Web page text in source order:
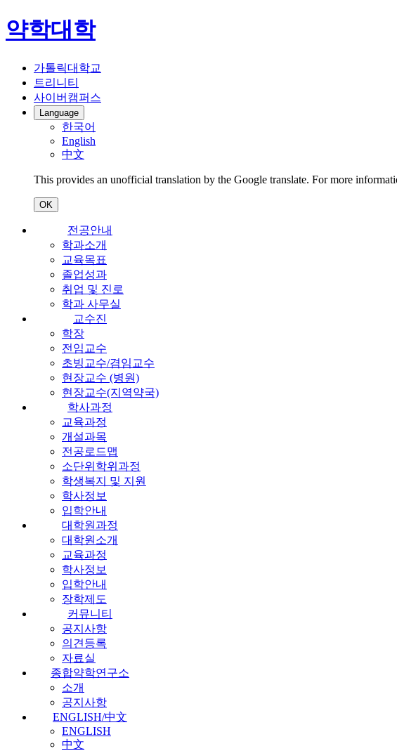
약학대학
가톨릭대학교
트리니티
사이버캠퍼스
Language
한국어
English
中文
This provides an unofficial translation by the Google translate. For more
OK
전공안내
학과소개
교육목표
졸업성과
취업 및 진로
학과 사무실
교수진
학장
전임교수
초빙교수/겸임교수
현장교수 (병원)
현장교수(지역약국)
학사과정
교육과정
개설과목
전공로드맵
소단위학위과정
학생복지 및 지원
학사정보
입학안내
대학원과정
대학원소개
교육과정
학사정보
입학안내
장학제도
커뮤니티
공지사항
의견등록
자료실
종합약학연구소
소개
공지사항
ENGLISH/中文
ENGLISH
中文